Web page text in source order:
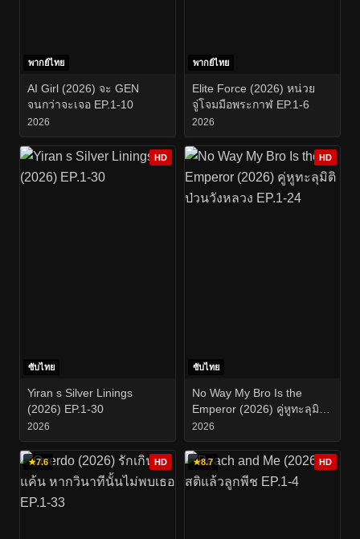
พากย์ไทย
AI Girl (2026) จะ GEN
จนกว่าจะเจอ EP.1-10
2026
พากย์ไทย
Elite Force (2026) หน่วย
จู่โจมมือพระกาฬ EP.1-6
2026
HD
ซับไทย
Yiran s Silver Linings
(2026) EP.1-30
2026
HD
ซับไทย
No Way My Bro Is the
Emperor (2026) คู่หูทะลุมิติ
ป่วนวังหลวง EP.1-24
2026
★7.6 HD ★8.7 HD